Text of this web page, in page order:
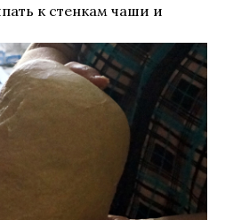
к стенкам чаши и